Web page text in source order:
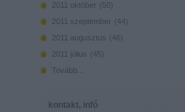
2011 október ( 50)
2011 szeptember ( 44)
2011 augusztus ( 46 )
2011 július ( 45)
Tovább
kontakt, infó